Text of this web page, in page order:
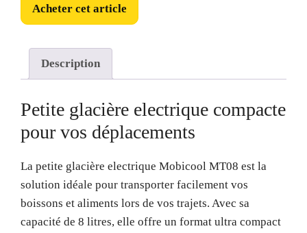
Acheter cet article
Description
Petite glacière electrique compacte
pour vos déplacements
La petite glacière electrique Mobicool MT08 est la
solution idéale pour transporter facilement vos
boissons et aliments lors de vos trajets. Avec sa
capacité de 8 litres, elle offre un format ultra compact